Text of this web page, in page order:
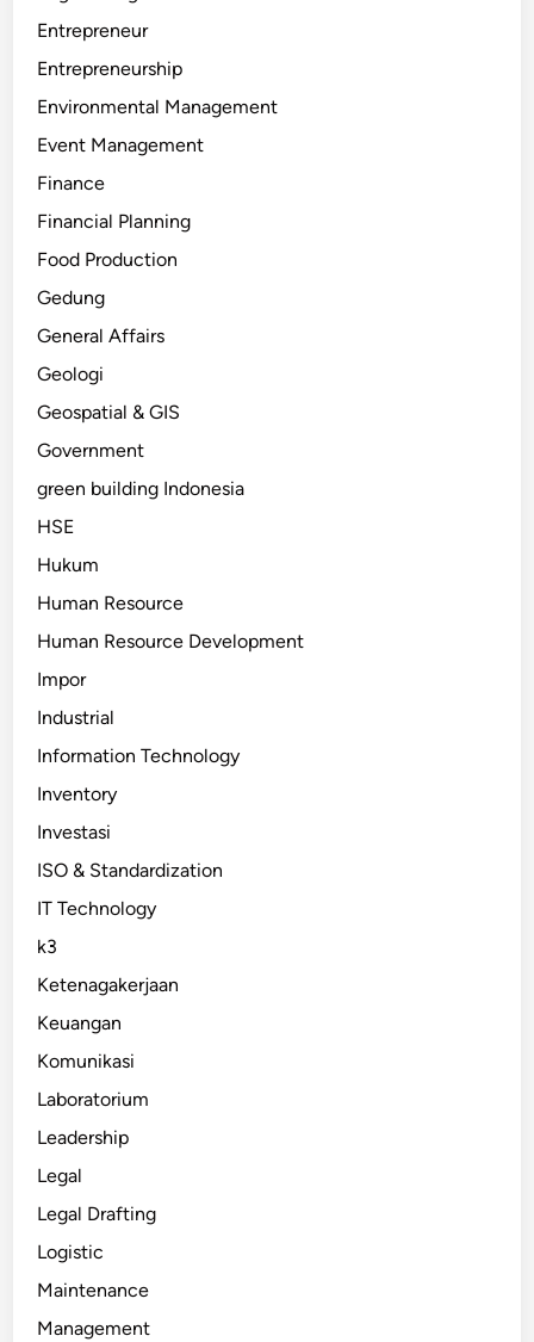
Entrepreneur
Entrepreneurship
Environmental Management
Event Management
Finance
Financial Planning
Food Production
Gedung
General Affairs
Geologi
Geospatial & GIS
Government
green building Indonesia
HSE
Hukum
Human Resource
Human Resource Development
Impor
Industrial
Information Technology
Inventory
Investasi
ISO & Standardization
IT Technology
k3
Ketenagakerjaan
Keuangan
Komunikasi
Laboratorium
Leadership
Legal
Legal Drafting
Logistic
Maintenance
Management